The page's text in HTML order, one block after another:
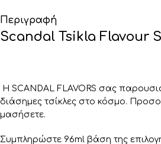
Περιγραφή
Scandal Tsikla Flavour
Η SCANDAL FLAVORS σας
διάσημες τσίκλες στο κόσμο.
μασήσετε.
Συμπληρώστε 96ml βάση της